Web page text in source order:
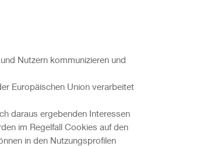
Nutzern kommunizieren und
Europäischen Union verarbeitet
daraus ergebenden Interessen
im Regelfall Cookies auf den
in den Nutzungsprofilen